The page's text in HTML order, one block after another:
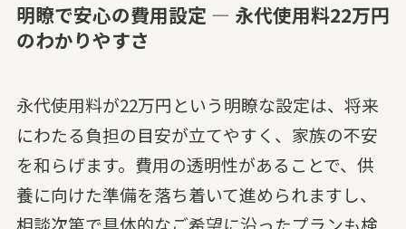
明瞭で安心の費用設定 — 永代使用料22万円
のわかりやすさ
永代使用料が22万円という明瞭な設定は、将来
にわたる負担の目安が立てやすく、家族の不安
を和らげます。費用の透明性があることで、供
養に向けた準備を落ち着いて進められますし、